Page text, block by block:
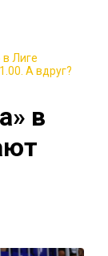
в Лиге
А вдруг?
в